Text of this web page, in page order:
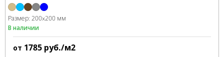
Размер: 200x200 мм
В наличии
от 1785 руб./м2